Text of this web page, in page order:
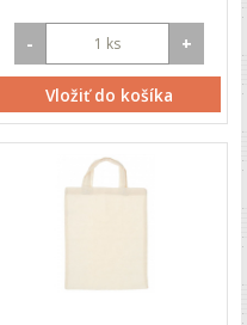
- +
Vložiť do košíka